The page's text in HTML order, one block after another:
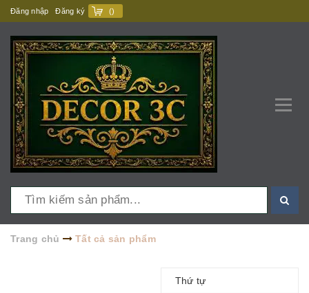
Đăng nhập Đăng ký ()
Trang chủ Tất cả sản phẩm
Thứ tự